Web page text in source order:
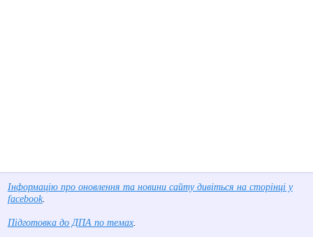
Інформацію про оновлення та новини сайту дивіться на сторінці у
facebook.
Підготовка до ДПА по темах.